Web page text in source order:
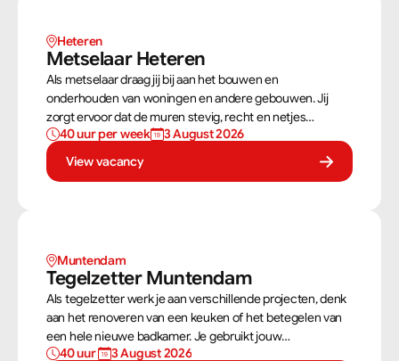
Heteren
Metselaar Heteren
Als metselaar draag jij bij aan het bouwen en
onderhouden van woningen en andere gebouwen. Jij
zorgt ervoor dat de muren stevig, recht en netjes
opgebouwd worden. Aan de hand van een bouwtekening
weet jij precies hoe een muur gebouwd moet worden. Als
metselaar kan je alleen werken of in een team je steentje
40 uur per week
3 August 2026
View vacancy
Muntendam
Tegelzetter Muntendam
Als tegelzetter werk je aan verschillende projecten, denk
aan het renoveren van een keuken of het betegelen van
een hele nieuwe badkamer. Je gebruikt jouw
vaardigheden om tegels perfect te plaatsen. Als
40 uur
3 August 2026